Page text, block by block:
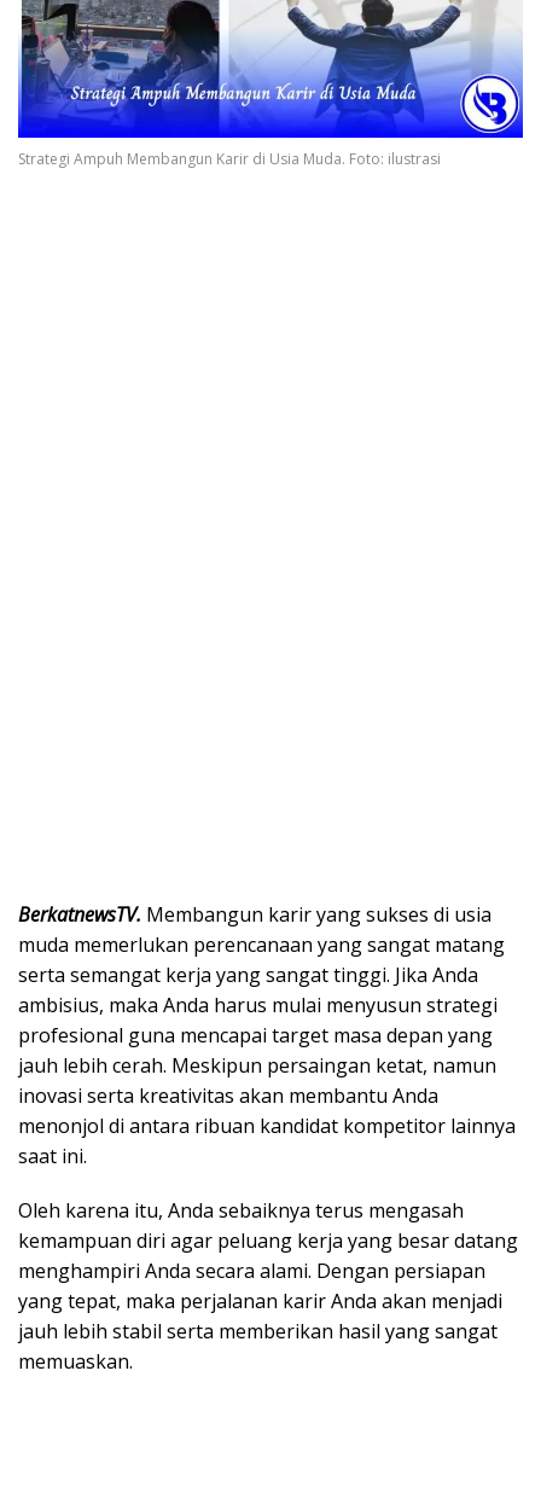
Strategi Ampuh Membangun Karir di Usia Muda. Foto: ilustrasi
BerkatnewsTV. Membangun karir yang sukses di usia
muda memerlukan perencanaan yang sangat matang
serta semangat kerja yang sangat tinggi. Jika Anda
ambisius, maka Anda harus mulai menyusun strategi
profesional guna mencapai target masa depan yang
jauh lebih cerah. Meskipun persaingan ketat, namun
inovasi serta kreativitas akan membantu Anda
menonjol di antara ribuan kandidat kompetitor lainnya
saat ini.
Oleh karena itu, Anda sebaiknya terus mengasah
kemampuan diri agar peluang kerja yang besar datang
menghampiri Anda secara alami. Dengan persiapan
yang tepat, maka perjalanan karir Anda akan menjadi
jauh lebih stabil serta memberikan hasil yang sangat
memuaskan.